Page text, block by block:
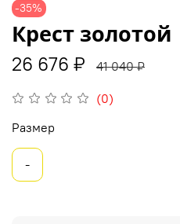
-35%
(0)
Крест золотой
26 676 ₽ 41 040 ₽
Размер
-